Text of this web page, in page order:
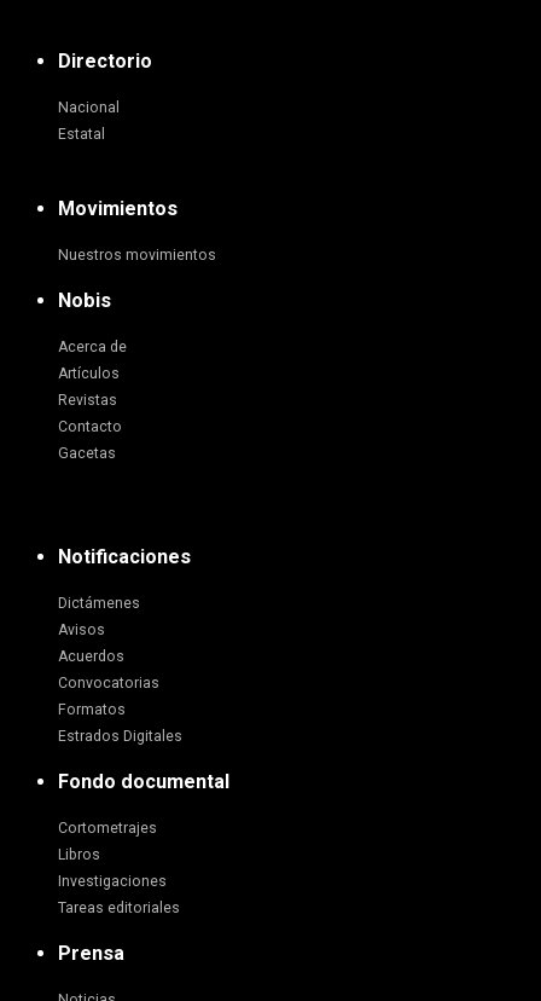
Directorio
Nacional
Estatal
Movimientos
Nuestros movimientos
Nobis
Acerca de
Artículos
Revistas
Contacto
Gacetas
Notificaciones
Dictámenes
Avisos
Acuerdos
Convocatorias
Formatos
Estrados Digitales
Fondo documental
Cortometrajes
Libros
Investigaciones
Tareas editoriales
Prensa